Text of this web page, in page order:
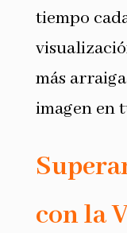
tiempo
más
imagen en
con la